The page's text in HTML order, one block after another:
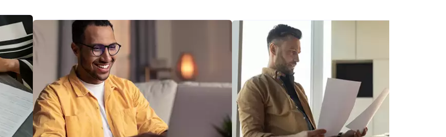
de
administração
da med...
Médico